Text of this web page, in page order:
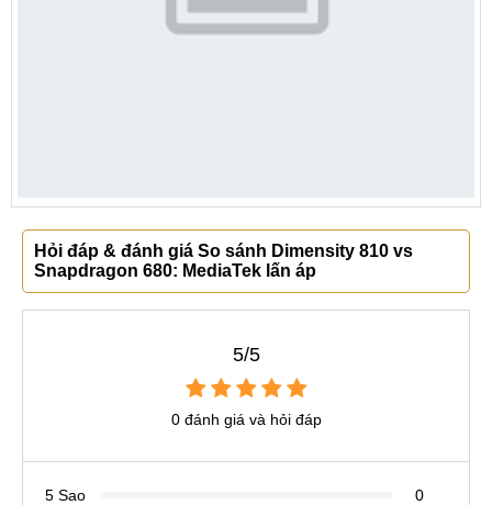
Hỏi đáp & đánh giá So sánh Dimensity 810 vs
Snapdragon 680: MediaTek lấn áp
5/5
0 đánh giá và hỏi đáp
5 Sao
0